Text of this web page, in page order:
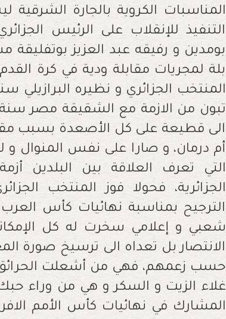
المناسبات الكروية بالجارة
التنفيذ للإنقلاب على الرئيس
بومدين و رفيقه عبد العزيز
بلة لمجريات مقابلة ودية في كرة
الى قطيعة على كل الأصعدة بسبب
أم درمان، و صارا على نفس المنوال و
التي تعرف العلاقة بين البلدين
الجزائرية، فحولا فوز المنتخب
الترجيح بمناسبة نهائيات كأس
شعبي و إعلامي سخرت له كل
الانتصار بل تعداه الى ترسيخ صورة
حسب زعمهم، فهي من أشعلت الحرائق
غلاء الزيت و السكر و هي من وراء
المشارك في نهائيات كأس الأمم